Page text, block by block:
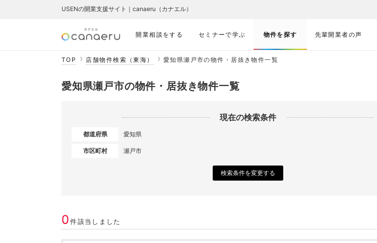
開業相談をする セミナーで学ぶ 物件を探す 先輩開業者の声
USENの開業支援サイト｜canaeru（カナエル）
TOP 店舗物件検索（東海） 愛知県瀬戸市の物件・居抜き物件一覧
愛知県瀬戸市の物件・居抜き物件一覧
現在の検索条件
都道府県 愛知県
市区町村 瀬戸市
検索条件を変更する
0件該当しました